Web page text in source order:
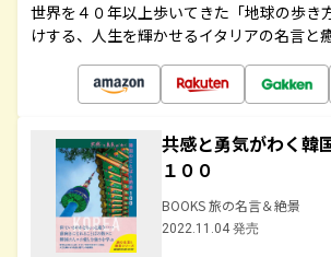
世界を４０年以上歩いてきた「地球の歩き
けする、人生を輝かせるイタリアの名言と
共感と勇気がわく韓
１００
BOOKS 旅の名言＆絶景
2022.11.04 発売